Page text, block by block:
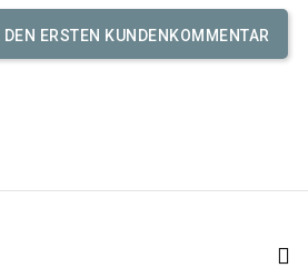
ERSTEN KUNDENKOMMENTAR